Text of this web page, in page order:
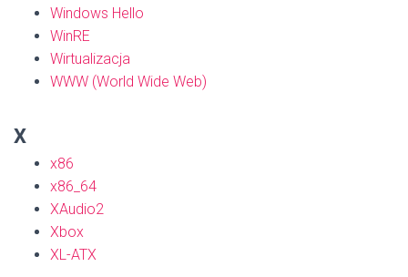
Windows Hello
WinRE
Wirtualizacja
WWW (World Wide Web)
X
x86
x86_64
XAudio2
Xbox
XL-ATX